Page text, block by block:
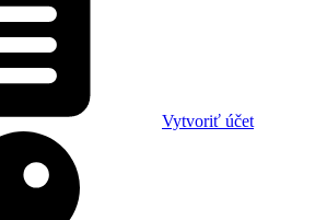
Vytvoriť účet